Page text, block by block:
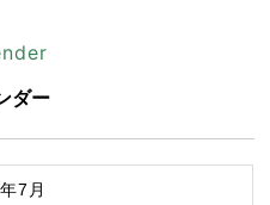
ダー
7月